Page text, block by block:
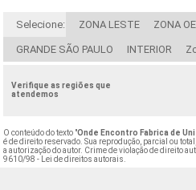
Selecione: ZONA LESTE ZONA
GRANDE SÃO PAULO INTERIOR
Verifique as regiões que
atendemos
O conteúdo do texto "Onde Encontro Fabrica de
é de direito reservado. Sua reprodução, parcial ou
a autorização do autor. Crime de violação de direito
9610/98 - Lei de direitos autorais